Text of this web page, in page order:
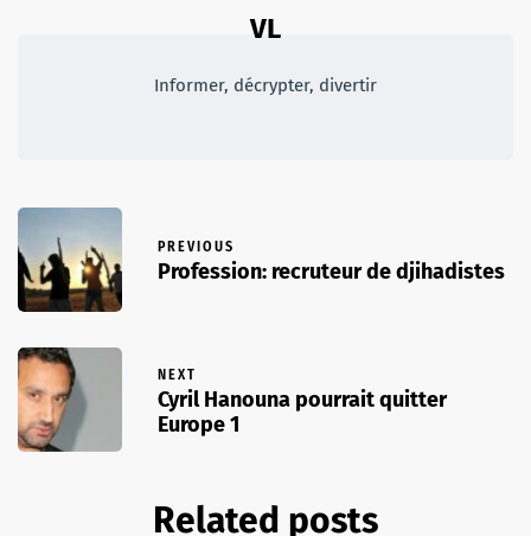
VL
Informer, décrypter, divertir
PREVIOUS
Profession: recruteur de djihadistes
NEXT
Cyril Hanouna pourrait quitter
Europe 1
Related posts